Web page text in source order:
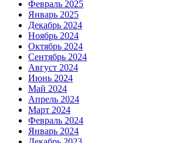
Февраль 2025
Январь 2025
Декабрь 2024
Ноябрь 2024
Октябрь 2024
Сентябрь 2024
Август 2024
Июнь 2024
Май 2024
Апрель 2024
Март 2024
Февраль 2024
Январь 2024